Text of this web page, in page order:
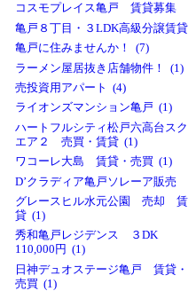
コスモプレイス亀戸 賃貸募集
亀戸８丁目・３LDK高級分譲賃貸
亀戸に住みませんか！ (7)
ラーメン屋居抜き店舗物件！ (1)
売投資用アパート (4)
ライオンズマンション亀戸 (1)
ハートフルシティ松戸六高台スク
エア２ 売買・賃貸 (1)
ワコーレ大島 賃貸・売買 (1)
D’クラディア亀戸ソレーア販売
グレースヒル水元公園 売却 賃
貸 (1)
秀和亀戸レジデンス ３DK
110,000円 (1)
日神デュオステージ亀戸 賃貸・
売買 (1)